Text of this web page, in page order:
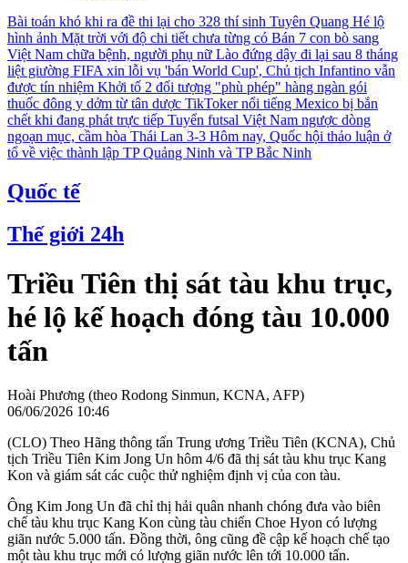
Bài toán khó khi ra đề thi lại cho 328 thí sinh Tuyên Quang Hé lộ
hình ảnh Mặt trời với độ chi tiết chưa từng có Bán 7 con bò sang
Việt Nam chữa bệnh, người phụ nữ Lào đứng dậy đi lại sau 8 tháng
liệt giường FIFA xin lỗi vụ 'bán World Cup', Chủ tịch Infantino vẫn
được tín nhiệm Khởi tố 2 đối tượng "phù phép" hàng ngàn gói
thuốc đông y dởm từ tân dược TikToker nổi tiếng Mexico bị bắn
chết khi đang phát trực tiếp Tuyển futsal Việt Nam ngược dòng
ngoạn mục, cầm hòa Thái Lan 3-3 Hôm nay, Quốc hội thảo luận ở
tổ về việc thành lập TP Quảng Ninh và TP Bắc Ninh
Quốc tế
Thế giới 24h
Triều Tiên thị sát tàu khu trục,
hé lộ kế hoạch đóng tàu 10.000
tấn
Hoài Phương (theo Rodong Sinmun, KCNA, AFP)
06/06/2026 10:46
(CLO) Theo Hãng thông tấn Trung ương Triều Tiên (KCNA), Chủ
tịch Triều Tiên Kim Jong Un hôm 4/6 đã thị sát tàu khu trục Kang
Kon và giám sát các cuộc thử nghiệm định vị của con tàu.
Ông Kim Jong Un đã chỉ thị hải quân nhanh chóng đưa vào biên
chế tàu khu trục Kang Kon cùng tàu chiến Choe Hyon có lượng
giãn nước 5.000 tấn. Đồng thời, ông cũng đề cập kế hoạch chế tạo
một tàu khu trục mới có lượng giãn nước lên tới 10.000 tấn.